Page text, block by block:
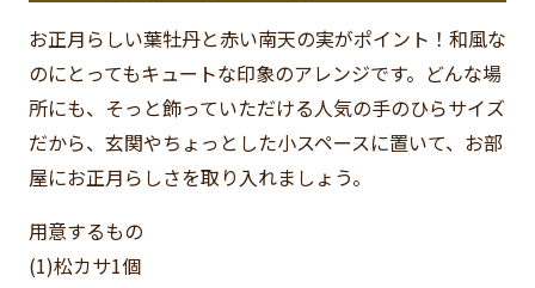
お正月らしい葉牡丹と赤い南天の実がポイント！和風な
のにとってもキュートな印象のアレンジです。どんな場
所にも、そっと飾っていただける人気の手のひらサイズ
だから、玄関やちょっとした小スペースに置いて、お部
屋にお正月らしさを取り入れましょう。
用意するもの
(1)松カサ1個